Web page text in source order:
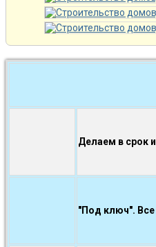
Делаем в срок
"Под ключ".